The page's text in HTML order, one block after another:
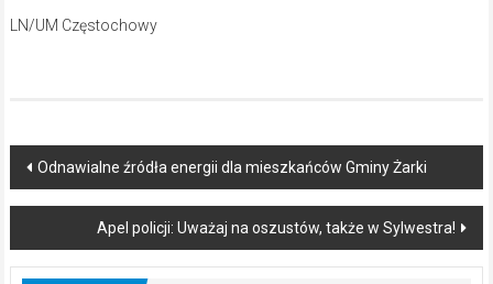
LN/UM Częstochowy
Post
navigation
Odnawialne źródła energii dla mieszkańców Gminy Żarki
Apel policji: Uważaj na oszustów, także w Sylwestra!